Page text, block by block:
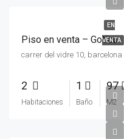
EN
VENTA
Piso en venta – Gotico
carrer del vidre 10, barcelona
2
Habitaciones
1
Baño
97
M2